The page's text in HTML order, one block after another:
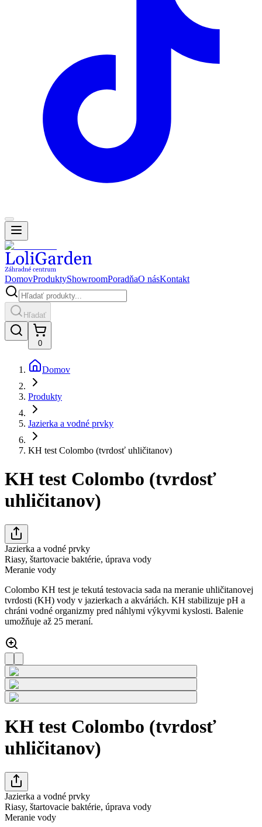
DomovProduktyShowroomPoradňaO násKontakt
Hľadať
0
Domov
Produkty
Jazierka a vodné prvky
KH test Colombo (tvrdosť uhličitanov)
KH test Colombo (tvrdosť
uhličitanov)
Jazierka a vodné prvky
Riasy, štartovacie baktérie, úprava vody
Meranie vody
Colombo KH test je tekutá testovacia sada na meranie uhličitanovej
tvrdosti (KH) vody v jazierkach a akváriách. KH stabilizuje pH a
chráni vodné organizmy pred náhlymi výkyvmi kyslosti. Balenie
umožňuje až 25 meraní.
KH test Colombo (tvrdosť
uhličitanov)
Jazierka a vodné prvky
Riasy, štartovacie baktérie, úprava vody
Meranie vody